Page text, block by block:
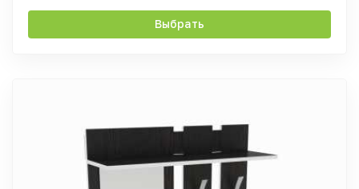
Выбрать